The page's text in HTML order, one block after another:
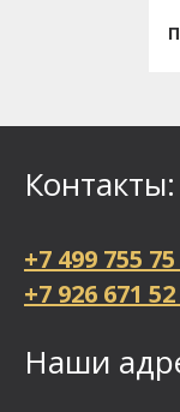
Контакты:
+7 499 755
+7 926 671
Наши